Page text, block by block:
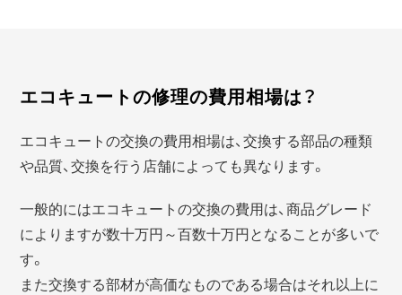
エコキュートの修理の費用相場は？
エコキュートの交換の費用相場は、交換する部品の種類
や品質、交換を行う店舗によっても異なります。
一般的にはエコキュートの交換の費用は、商品グレード
によりますが数十万円～百数十万円となることが多いで
す。
また交換する部材が高価なものである場合はそれ以上に